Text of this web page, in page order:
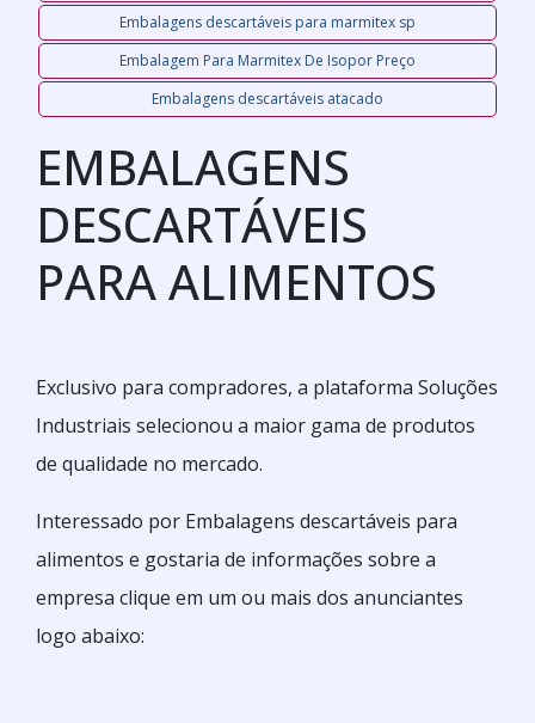
Embalagens descartáveis para marmitex sp
Embalagem Para Marmitex De Isopor Preço
Embalagens descartáveis atacado
EMBALAGENS
DESCARTÁVEIS
PARA ALIMENTOS
Exclusivo para compradores, a plataforma Soluções
Industriais selecionou a maior gama de produtos
de qualidade no mercado.
Interessado por Embalagens descartáveis para
alimentos e gostaria de informações sobre a
empresa clique em um ou mais dos anunciantes
logo abaixo: